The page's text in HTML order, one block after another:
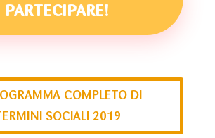
PARTECIPARE!
COMPLETO DI
SOCIALI 2019